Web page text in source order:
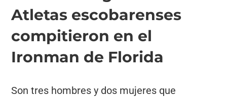
Atletas escobarenses
compitieron en el
Ironman de Florida
Son tres hombres y dos mujeres que